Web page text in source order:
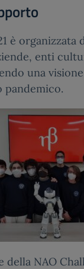
è
enti
una
della NAO